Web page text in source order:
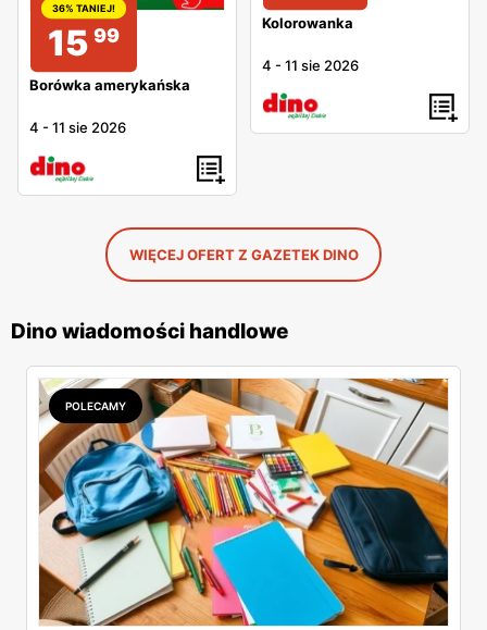
36% TANIEJ!
15 99
Borówka amerykańska
4 -11 sie 2026
Kolorowanka
4 -11 sie 2026
WIĘCEJ OFERT Z GAZETEK DINO
Dino wiadomości handlowe
POLECAMY